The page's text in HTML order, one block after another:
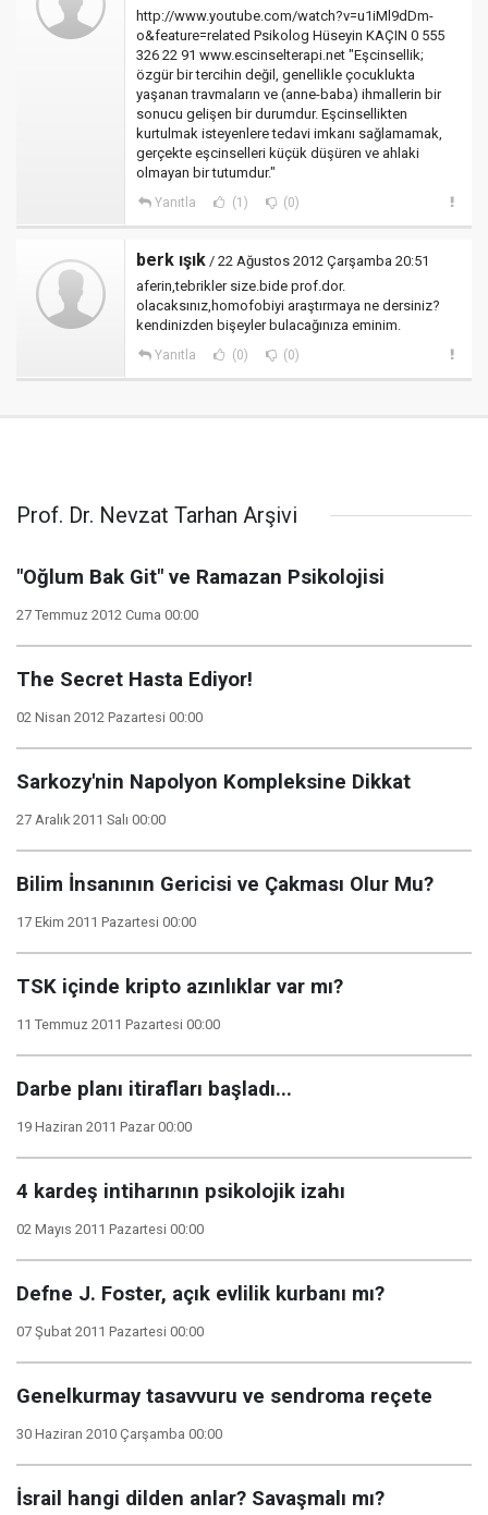
http://www.youtube.com/watch?v=u1iMl9dDm-
o&feature=related Psikolog Hüseyin KAÇIN 0 555
326 22 91 www.escinselterapi.net "Eşcinsellik;
özgür bir tercihin değil, genellikle çocuklukta
yaşanan travmaların ve (anne-baba) ihmallerin bir
sonucu gelişen bir durumdur. Eşcinsellikten
kurtulmak isteyenlere tedavi imkanı sağlamamak,
gerçekte eşcinselleri küçük düşüren ve ahlaki
olmayan bir tutumdur."
Yanıtla (1) (0)
berk ışık / 22 Ağustos 2012 Çarşamba 20:51
aferin,tebrikler size.bide prof.dor.
olacaksınız,homofobiyi araştırmaya ne dersiniz?
kendinizden bişeyler bulacağınıza eminim.
Yanıtla (0) (0)
Prof. Dr. Nevzat Tarhan Arşivi
"Oğlum Bak Git" ve Ramazan Psikolojisi
27 Temmuz 2012 Cuma 00:00
The Secret Hasta Ediyor!
02 Nisan 2012 Pazartesi 00:00
Sarkozy'nin Napolyon Kompleksine Dikkat
27 Aralık 2011 Salı 00:00
Bilim İnsanının Gericisi ve Çakması Olur Mu?
17 Ekim 2011 Pazartesi 00:00
TSK içinde kripto azınlıklar var mı?
11 Temmuz 2011 Pazartesi 00:00
Darbe planı itirafları başladı...
19 Haziran 2011 Pazar 00:00
4 kardeş intiharının psikolojik izahı
02 Mayıs 2011 Pazartesi 00:00
Defne J. Foster, açık evlilik kurbanı mı?
07 Şubat 2011 Pazartesi 00:00
Genelkurmay tasavvuru ve sendroma reçete
30 Haziran 2010 Çarşamba 00:00
İsrail hangi dilden anlar? Savaşmalı mı?